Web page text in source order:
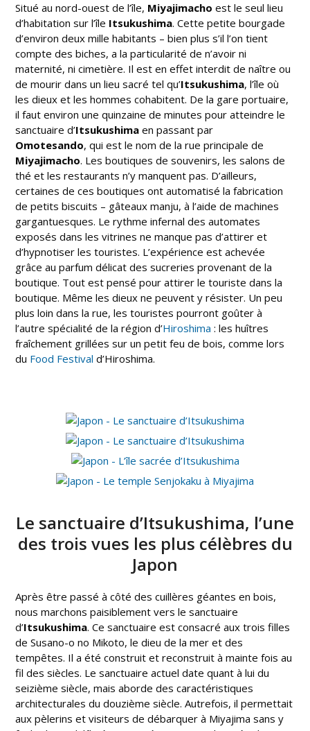
Situé au nord-ouest de l’île, Miyajimacho est le seul lieu
d’habitation sur l’île Itsukushima. Cette petite bourgade
d’environ deux mille habitants – bien plus s’il l’on tient
compte des biches, a la particularité de n’avoir ni
maternité, ni cimetière. Il est en effet interdit de naître ou
de mourir dans un lieu sacré tel qu’Itsukushima, l’île où
les dieux et les hommes cohabitent. De la gare portuaire,
il faut environ une quinzaine de minutes pour atteindre le
sanctuaire d’Itsukushima en passant par
Omotesando, qui est le nom de la rue principale de
Miyajimacho. Les boutiques de souvenirs, les salons de
thé et les restaurants n’y manquent pas. D’ailleurs,
certaines de ces boutiques ont automatisé la fabrication
de petits biscuits – gâteaux manju, à l’aide de machines
gargantuesques. Le rythme infernal des automates
exposés dans les vitrines ne manque pas d’attirer et
d’hypnotiser les touristes. L’expérience est achevée
grâce au parfum délicat des sucreries provenant de la
boutique. Tout est pensé pour attirer le touriste dans la
boutique. Même les dieux ne peuvent y résister. Un peu
plus loin dans la rue, les touristes pourront goûter à
l’autre spécialité de la région d’Hiroshima : les huîtres
fraîchement grillées sur un petit feu de bois, comme lors
du Food Festival d’Hiroshima.
Le sanctuaire d’Itsukushima, l’une
des trois vues les plus célèbres du
Japon
Après être passé à côté des cuillères géantes en bois,
nous marchons paisiblement vers le sanctuaire
d’Itsukushima. Ce sanctuaire est consacré aux trois filles
de Susano-o no Mikoto, le dieu de la mer et des
tempêtes. Il a été construit et reconstruit à mainte fois au
fil des siècles. Le sanctuaire actuel date quant à lui du
seizième siècle, mais aborde des caractéristiques
architecturales du douzième siècle. Autrefois, il permettait
aux pèlerins et visiteurs de débarquer à Miyajima sans y